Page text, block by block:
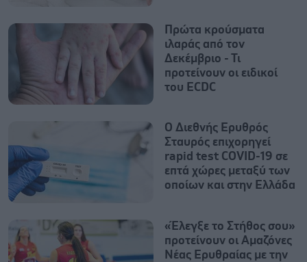
Πρώτα κρούσματα
ιλαράς από τον
Δεκέμβριο - Τι
προτείνουν οι ειδικοί
του ECDC
Ο Διεθνής Ερυθρός
Σταυρός επιχορηγεί
rapid test COVID-19 σε
επτά χώρες μεταξύ των
οποίων και στην Ελλάδα
«Έλεγξε το Στήθος σου»
προτείνουν οι Αμαζόνες
Νέας Ερυθραίας με την